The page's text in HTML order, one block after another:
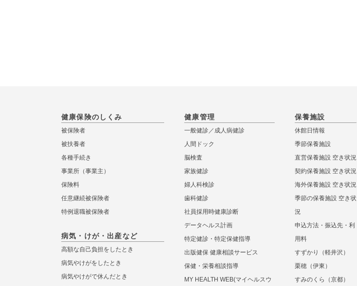
健康保険のしくみ
被保険者
被扶養者
各種手続き
事業所（事業主）
保険料
任意継続被保険者
特例退職被保険者
病気・けが・出産など
高額な自己負担をしたとき
病気やけがをしたとき
病気やけがで休んだとき
健康管理
一般健診／成人病健診
人間ドック
脳検査
家族健診
婦人科検診
歯科健診
社員採用時健康診断
データヘルス計画
特定健診・特定保健指導
出版健保 健康相談サービス
保健・栄養相談指導
MY HEALTH WEB(マイヘルスウ
保養施設
休館日情報
季節保養施設
直営保養施設 空き状況
契約保養施設 空き状況
海外保養施設 空き状況
季節の保養施設 空き状
況
申込方法・振込先・利
用料
すずかり（軽井沢）
栗穂（伊東）
すみのくら（京都）